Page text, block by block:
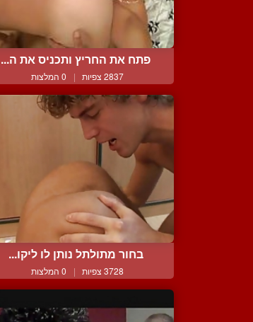
פתח את החריץ ותכניס את ה...
2837 צפיות | 0 המלצות
בחור מתולתל נותן לו ליקו...
3728 צפיות | 0 המלצות